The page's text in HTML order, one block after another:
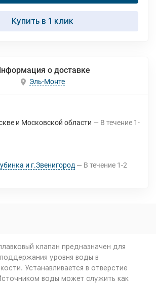
Купить в 1 клик
о доставке
Эль-Монте
и Московской области В течение 1-
и г.Звенигород В течение 1-2
клапан предназначен для
уровня воды в
Устанавливается в отверстие
воды может служить как